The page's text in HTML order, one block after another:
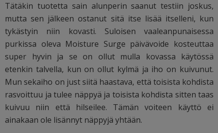
Tätäkin tuotetta sain alunperin saanut testiin joskus,
mutta sen jälkeen ostanut sitä itse lisää itselleni, kun
tykästyin niin kovasti. Suloisen vaaleanpunaisessa
purkissa oleva Moisture Surge päivävoide kosteuttaa
super hyvin ja se on ollut mulla kovassa käytössä
etenkin talvella, kun on ollut kylmä ja iho on kuivunut.
Mun sekaiho on just siitä haastava, että toisista kohdista
rasvoittuu ja tulee näppyä ja toisista kohdista sitten taas
kuivuu niin että hilseilee. Tämän voiteen käyttö ei
ainakaan ole lisännyt näppyjä yhtään.